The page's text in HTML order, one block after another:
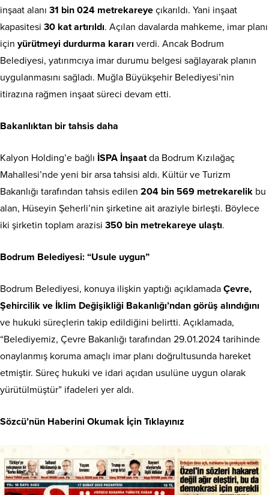
inşaat alanı 31 bin 024 metrekareye çıkarıldı. Yani inşaat
kapasitesi 30 kat artırıldı. Açılan davalarda mahkeme, imar planı
için yürütmeyi durdurma kararı verdi. Ancak Bodrum
Belediyesi, yatırımcıya imar durumu belgesi sağlayarak planın
uygulanmasını sağladı. Muğla Büyükşehir Belediyesi’nin
itirazına rağmen inşaat süreci devam etti.
Bakanlıktan bir tahsis daha
Kalyon Holding’e bağlı İSPA İnşaatda Bodrum Kızılağaç
Mahallesi’nde yeni bir arsa tahsisi aldı. Kültür ve Turizm
Bakanlığı tarafından tahsis edilen 204 bin 569 metrekarelik bu
alan, Hüseyin Şeherli’nin şirketine ait araziyle birleşti. Böylece
iki şirketin toplam arazisi 350 bin metrekareye ulaştı.
Bodrum Belediyesi: “Usule uygun”
Bodrum Belediyesi, konuya ilişkin yaptığı açıklamada Çevre,
Şehircilik ve İklim Değişikliği Bakanlığı’ndan görüş alındığını
ve hukuki süreçlerin takip edildiğini belirtti. Açıklamada,
“Belediyemiz, Çevre Bakanlığı tarafından 29.01.2024 tarihinde
onaylanmış koruma amaçlı imar planı doğrultusunda hareket
etmiştir. Süreç hukuki ve idari açıdan usulüne uygun olarak
yürütülmüştür” ifadeleri yer aldı.
Sözcü’nün Haberini Okumak İçin Tıklayınız